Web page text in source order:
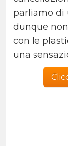
parliamo di
dunque
con le
una